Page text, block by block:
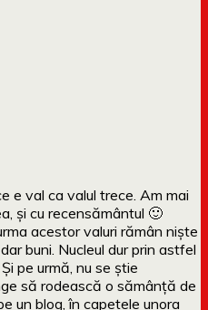
e val ca valul trece. Am mai
și cu recensământul 🙂
acestor valuri rămân niște
buni. Nucleul dur prin astfel
pe urmă, nu se știe
să rodească o sămânță de
un blog, în capetele unora